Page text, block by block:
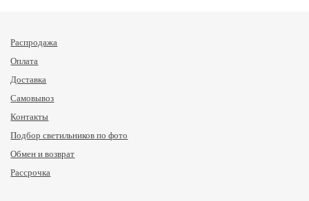
Распродажа
Оплата
Доставка
Самовывоз
Контакты
Подбор светильников по фото
Обмен и возврат
Рассрочка